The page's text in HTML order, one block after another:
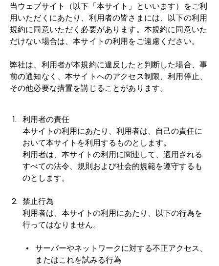
当ウェブサイト（以下「本サイト」といいます）をご利
用いただくにあたり、利用者の皆さまには、以下の利用
規約に同意いただく必要があります。本規約に同意いた
だけない場合は、本サイトの利用をご遠慮ください。
弊社は、利用者が本規約に違反したと判断した場合、事
前の通知なく、本サイトへのアクセス制限、利用停止、
その他必要な措置を講じることがあります。
利用者の責任
本サイトの利用にあたり、利用者は、自己の責任に
おいて本サイトを利用するものとします。
利用者は、本サイトの利用に関連して、適用される
すべての法令、規則および社会的規範を遵守するも
のとします。
禁止行為
利用者は、本サイトの利用にあたり、以下の行為を
行ってはなりません。
サーバーやネットワークに対する不正アクセス、
またはこれを試みる行為